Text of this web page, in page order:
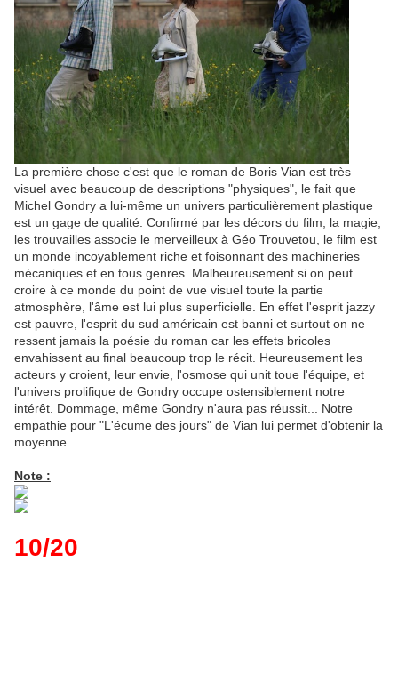
La première chose c'est que le roman de Boris Vian est très
visuel avec beaucoup de descriptions "physiques", le fait que
Michel Gondry a lui-même un univers particulièrement plastique
est un gage de qualité. Confirmé par les décors du film, la magie,
les trouvailles associe le merveilleux à Géo Trouvetou, le film est
un monde incoyablement riche et foisonnant des machineries
mécaniques et en tous genres. Malheureusement si on peut
croire à ce monde du point de vue visuel toute la partie
atmosphère, l'âme est lui plus superficielle. En effet l'esprit jazzy
est pauvre, l'esprit du sud américain est banni et surtout on ne
ressent jamais la poésie du roman car les effets bricoles
envahissent au final beaucoup trop le récit. Heureusement les
acteurs y croient, leur envie, l'osmose qui unit toue l'équipe, et
l'univers prolifique de Gondry occupe ostensiblement notre
intérêt. Dommage, même Gondry n'aura pas réussit... Notre
empathie pour "L'écume des jours" de Vian lui permet d'obtenir la
moyenne.
Note :
10/20